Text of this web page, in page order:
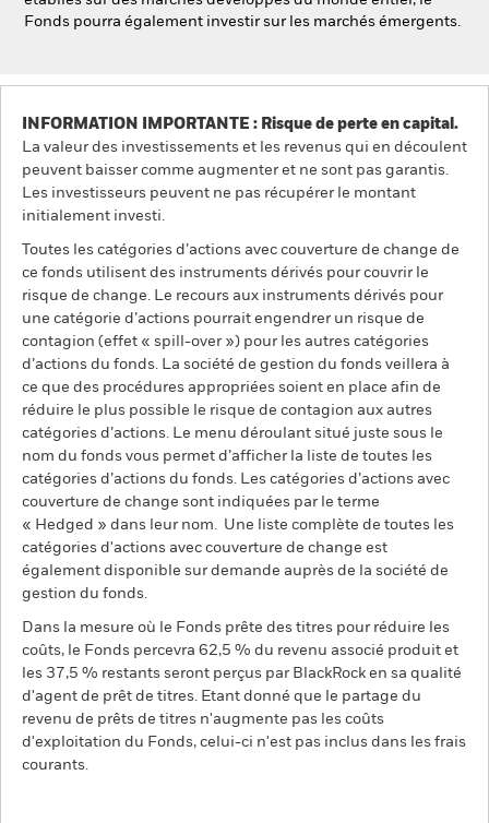
Fonds pourra également investir sur les marchés émergents.
INFORMATION IMPORTANTE : Risque de perte en capital.
La valeur des investissements et les revenus qui en découlent
peuvent baisser comme augmenter et ne sont pas garantis.
Les investisseurs peuvent ne pas récupérer le montant
initialement investi.
Toutes les catégories d’actions avec couverture de change de
ce fonds utilisent des instruments dérivés pour couvrir le
risque de change. Le recours aux instruments dérivés pour
une catégorie d’actions pourrait engendrer un risque de
contagion (effet « spill-over ») pour les autres catégories
d’actions du fonds. La société de gestion du fonds veillera à
ce que des procédures appropriées soient en place afin de
réduire le plus possible le risque de contagion aux autres
catégories d’actions. Le menu déroulant situé juste sous le
nom du fonds vous permet d’afficher la liste de toutes les
catégories d’actions du fonds. Les catégories d’actions avec
couverture de change sont indiquées par le terme
« Hedged » dans leur nom. Une liste complète de toutes les
catégories d'actions avec couverture de change est
également disponible sur demande auprès de la société de
gestion du fonds.
Dans la mesure où le Fonds prête des titres pour réduire les
coûts, le Fonds percevra 62,5 % du revenu associé produit et
les 37,5 % restants seront perçus par BlackRock en sa qualité
d'agent de prêt de titres. Etant donné que le partage du
revenu de prêts de titres n'augmente pas les coûts
d'exploitation du Fonds, celui-ci n'est pas inclus dans les frais
courants.